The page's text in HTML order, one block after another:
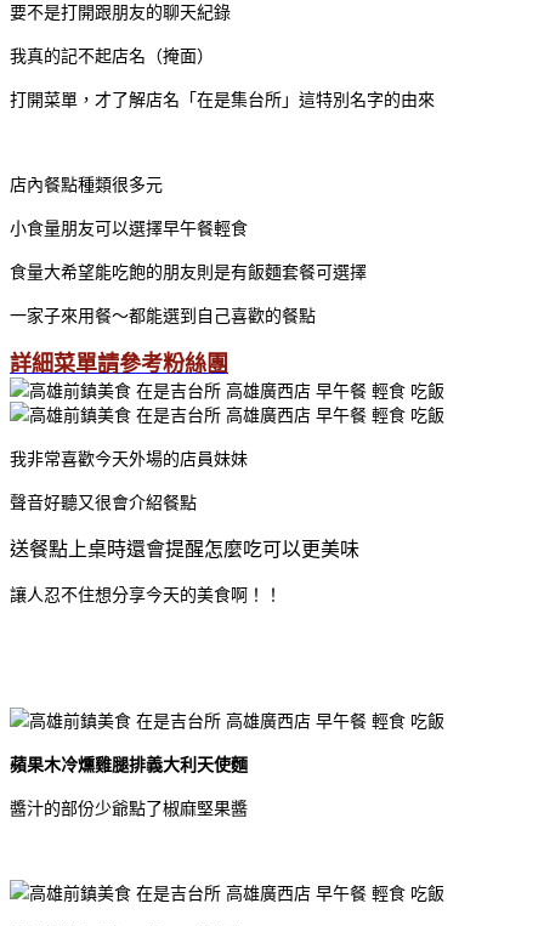
要不是打開跟朋友的聊天紀錄
我真的記不起店名（掩面）
打開菜單，才了解店名「在是集台所」這特別名字的由來
店內餐點種類很多元
小食量朋友可以選擇早午餐輕食
食量大希望能吃飽的朋友則是有飯麵套餐可選擇
一家子來用餐～都能選到自己喜歡的餐點
詳細菜單請參考粉絲團
我非常喜歡今天外場的店員妹妹
聲音好聽又很會介紹餐點
送餐點上桌時還會提醒怎麼吃可以更美味
讓人忍不住想分享今天的美食啊！！
蘋果木冷燻雞腿排義大利天使麵
醬汁的部份少爺點了椒麻堅果醬